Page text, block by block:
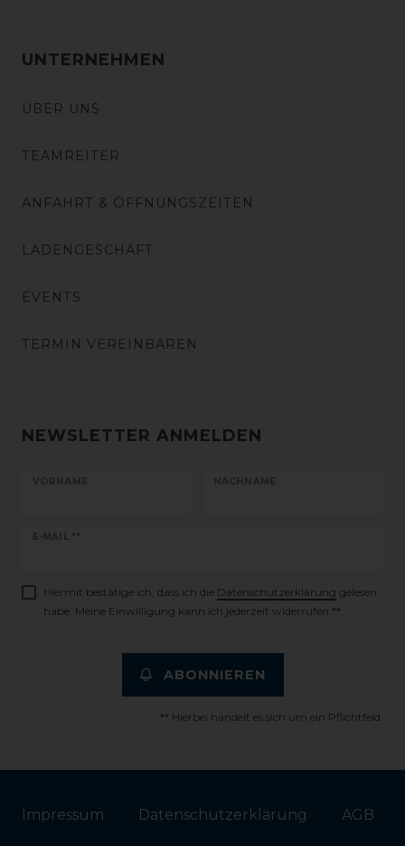
UNTERNEHMEN
ÜBER UNS
TEAMREITER
ANFAHRT & ÖFFNUNGSZEITEN
LADENGESCHÄFT
EVENTS
TERMIN VEREINBAREN
NEWSLETTER ANMELDEN
VORNAME NACHNAME
E-MAIL **
Newsletter
Hiermit bestätige ich, dass ich die Daten­schutz­erklärung gelesen
habe. Meine Einwilligung kann ich jederzeit widerrufen.**
ABONNIEREN
** Hierbei handelt es sich um ein Pflichtfeld.
Impressum Daten­schutz­erklärung AGB